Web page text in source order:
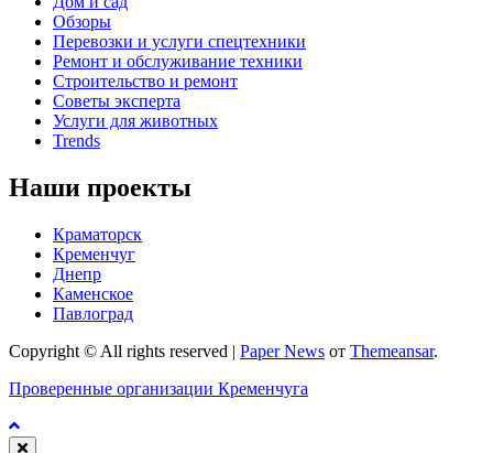
Обзоры
Перевозки и услуги спецтехники
Ремонт и обслуживание техники
Строительство и ремонт
Советы эксперта
Услуги для животных
Trends
Наши проекты
Краматорск
Кременчуг
Днепр
Каменское
Павлоград
Copyright © All rights reserved | Paper News от Themeansar.
Проверенные организации Кременчуга